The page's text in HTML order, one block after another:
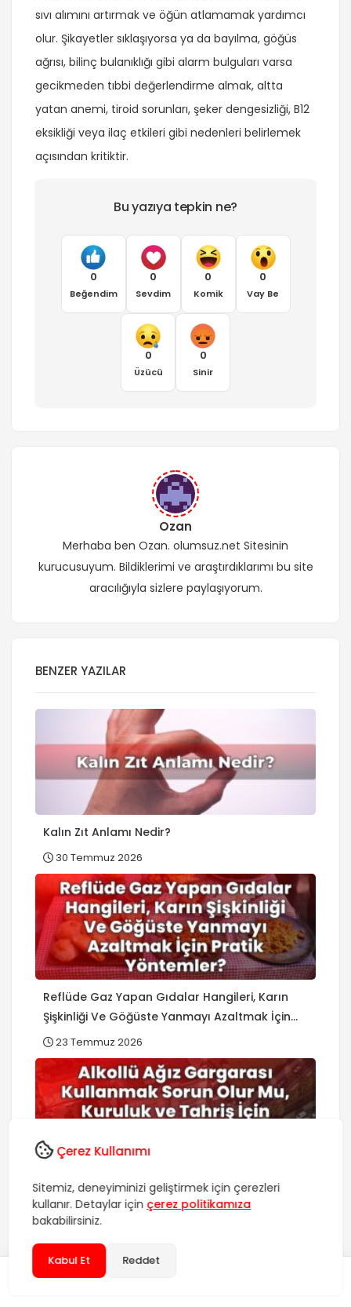
sıvı alımını artırmak ve öğün atlamamak yardımcı
olur. Şikayetler sıklaşıyorsa ya da bayılma, göğüs
ağrısı, bilinç bulanıklığı gibi alarm bulguları varsa
gecikmeden tıbbi değerlendirme almak, altta
yatan anemi, tiroid sorunları, şeker dengesizliği, B12
eksikliği veya ilaç etkileri gibi nedenleri belirlemek
açısından kritiktir.
Bu yazıya tepkin ne?
0
Beğendim
0
Sevdim
0
Komik
0
Vay Be
0
Üzücü
0
Sinir
Ozan
Merhaba ben Ozan. olumsuz.net Sitesinin
kurucusuyum. Bildiklerimi ve araştırdıklarımı bu site
aracılığıyla sizlere paylaşıyorum.
BENZER YAZILAR
Kalın Zıt Anlamı Nedir?
30 Temmuz 2026
Reflüde Gaz Yapan Gıdalar Hangileri, Karın
Şişkinliği Ve Göğüste Yanmayı Azaltmak İçin
Pratik Yöntemler?
23 Temmuz 2026
Alkollü Ağız Gargarası Kullanmak Sorun Olur
Mu, Kuruluk ve Tahriş İçin Alkolsüz Alternatifler
Var Mı?
22 Temmuz 2026
Çerez Kullanımı
Sitemiz, deneyiminizi geliştirmek için çerezleri
kullanır. Detaylar için çerez politikamıza
bakabilirsiniz.
Kabul Et Reddet